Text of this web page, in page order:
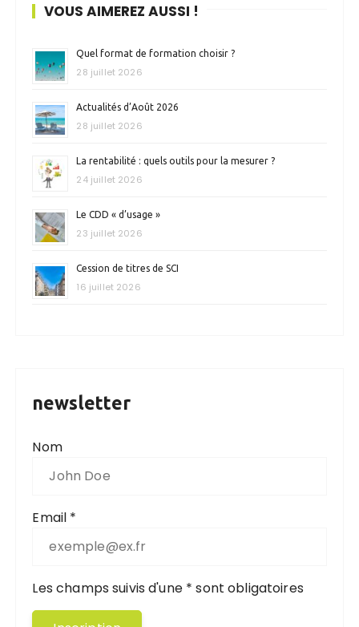
VOUS AIMEREZ AUSSI !
Quel format de formation choisir ?
28 juillet 2026
Actualités d’Août 2026
28 juillet 2026
La rentabilité : quels outils pour la mesurer ?
24 juillet 2026
Le CDD « d’usage »
23 juillet 2026
Cession de titres de SCI
16 juillet 2026
newsletter
Nom
Email *
Les champs suivis d'une * sont obligatoires